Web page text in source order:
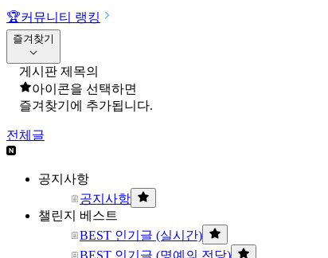
🏆커뮤니티 랭킹
즐겨찾기
게시판 제목의
아이콘을 선택하면
즐겨찾기에 추가됩니다.
전체글
공지사항
공지사항
챌린지 베스트
BEST 인기글 (실시간)
BEST 인기글 (명예의 전당)